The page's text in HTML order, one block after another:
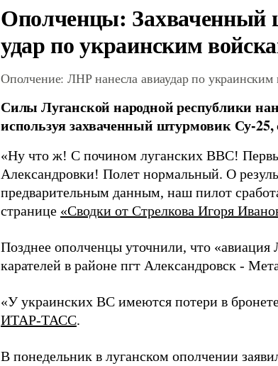
Ополченцы: Захваченный
удар по украинским
Ополчение: ЛНР нанесла авиаудар по украинским
Силы Луганской народной республики
используя захваченный штурмовик Су-
«Ну что ж! С почином луганских ВВС!
Александровки! Полет нормальный. О
предварительным данным, наш пилот
странице «Сводки от Стрелкова Игоря
Позднее ополченцы уточнили, что
карателей в районе пгт Александровск -
«У украинских ВС имеются потери в
ИТАР-ТАСС.
В понедельник в луганском ополчении